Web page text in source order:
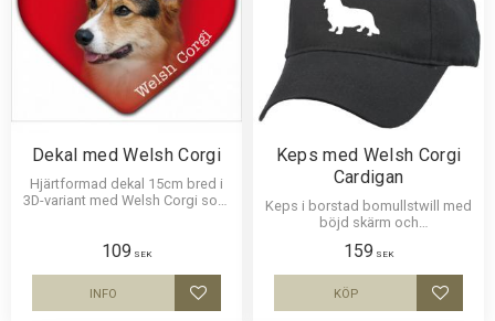
Dekal med Welsh Corgi
Hjärtformad dekal 15cm bred i
3D-variant med Welsh Corgi som
109 SEK
Lägg till i favoriter
INFO
Keps med Welsh Corgi
Cardigan
Keps i borstad bomullstwill med
böjd skärm och
siluettmotiv av en Welsh Corgi
Cardigan.
159 SEK
Lägg
KÖP